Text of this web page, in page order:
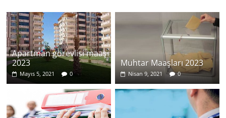
Apartman görevlisi maaşı
2023
Mayıs 5, 2021 0
Muhtar Maaşları 2023
Nisan 9, 2021 0